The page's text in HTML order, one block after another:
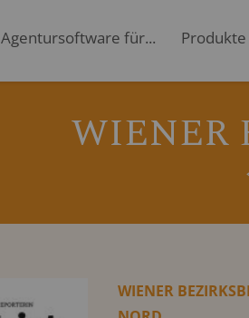
Agentursoftware für... Produkte
WIENER
WIENER